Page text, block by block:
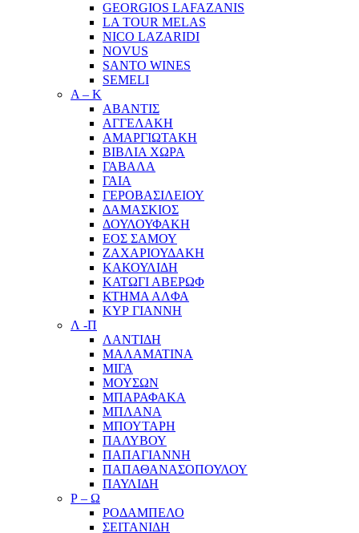
GEORGIOS LAFAZANIS
LA TOUR MELAS
NICO LAZARIDI
NOVUS
SANTO WINES
SEMELI
Α – Κ
ΑΒΑΝΤΙΣ
ΑΓΓΕΛΑΚΗ
ΑΜΑΡΓΙΩΤΑΚΗ
ΒΙΒΛΙΑ ΧΩΡΑ
ΓΑΒΑΛΑ
ΓΑΙΑ
ΓΕΡΟΒΑΣΙΛΕΙΟΥ
ΔΑΜΑΣΚΙΟΣ
ΔΟΥΛΟΥΦΑΚΗ
ΕΟΣ ΣΑΜΟΥ
ΖΑΧΑΡΙΟΥΔΑΚΗ
ΚΑΚΟΥΛΙΔΗ
ΚΑΤΩΓΙ ΑΒΕΡΩΦ
ΚΤΗΜΑ ΑΛΦΑ
ΚΥΡ ΓΙΑΝΝΗ
Λ -Π
ΛΑΝΤΙΔΗ
ΜΑΛΑΜΑΤΙΝΑ
ΜΙΓΑ
ΜΟΥΣΩΝ
ΜΠΑΡΑΦΑΚΑ
ΜΠΛΑΝΑ
ΜΠΟΥΤΑΡΗ
ΠΑΛΥΒΟΥ
ΠΑΠΑΓΙΑΝΝΗ
ΠΑΠΑΘΑΝΑΣΟΠΟΥΛΟΥ
ΠΑΥΛΙΔΗ
Ρ – Ω
ΡΟΔΑΜΠΕΛΟ
ΣΕΙΤΑΝΙΔΗ